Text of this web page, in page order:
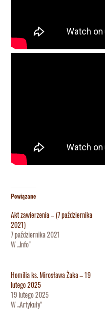
Powiązane
Akt zawierzenia – (7 października
2021)
7 października 2021
W „Info"
Homilia ks. Mirosława Żaka – 19
lutego 2025
19 lutego 2025
W „Artykuły"